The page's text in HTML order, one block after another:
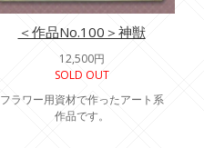
＜作品No.100＞神獣
12,500円
SOLD OUT
フラワー用資材で作ったアート系
作品です。